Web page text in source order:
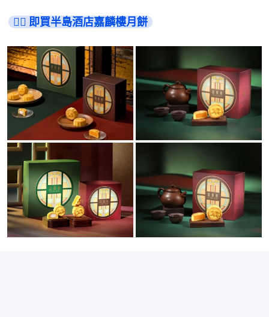
👉🏻 即買半島酒店嘉麟樓月餅